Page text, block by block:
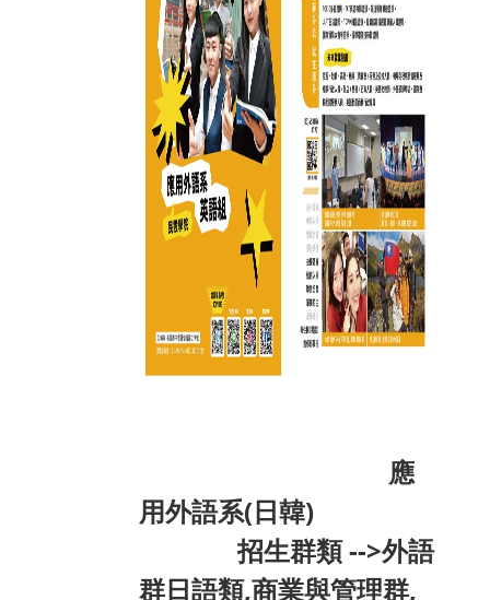
應
用外語系(日韓)
招生群類 -->外語
群日語類,商業與管理群,